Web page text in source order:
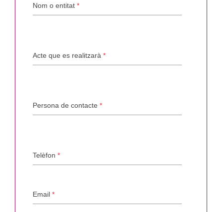
Nom o entitat *
Acte que es realitzarà *
Persona de contacte *
Telèfon *
Email *